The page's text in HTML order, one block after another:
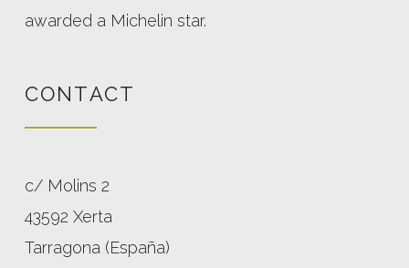
awarded a Michelin star.
CONTACT
c/ Molins 2
43592 Xerta
Tarragona (España)